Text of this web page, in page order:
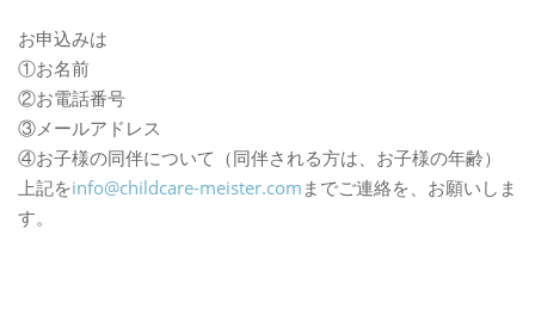
お申込みは
①お名前
②お電話番号
③メールアドレス
④お子様の同伴について（同伴される方は、お子様の年齢）
上記をinfo@childcare-meister.com までご連絡を、お願いしま
す。